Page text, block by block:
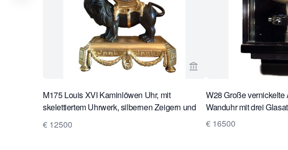
Verkaeuferseite von Van
M175 Louis XVI Kaminlöwen Uhr, mit
skelettiertem Uhrwerk, silbernen Zeigern und
Rahmen auf der Lünette und Schlag auf einer
silbernen Glocke
€ 12500
W28 Große vernickelte
Wanduhr mit drei
€ 16500